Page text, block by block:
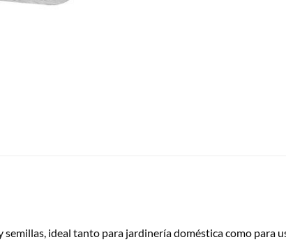
ideal tanto para jardinería doméstica como para